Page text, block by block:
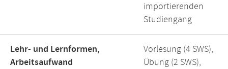
importierenden
Studiengang
Lehr- und Lernformen,
Arbeitsaufwand
Vorlesung (4 SWS),
Übung (2 SWS),